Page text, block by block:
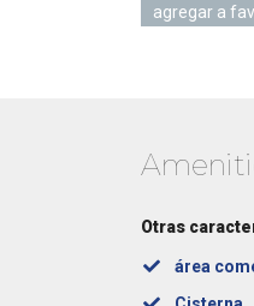
agregar a
Otras
área